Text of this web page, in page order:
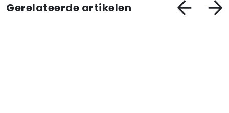
Gerelateerde artikelen